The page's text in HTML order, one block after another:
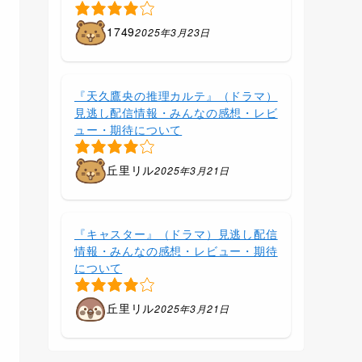
17492025年3月23日
『天久鷹央の推理カルテ』（ドラマ）
見逃し配信情報・みんなの感想・レビ
ュー・期待について
丘里リル2025年3月21日
『キャスター』（ドラマ）見逃し配信
情報・みんなの感想・レビュー・期待
について
丘里リル2025年3月21日